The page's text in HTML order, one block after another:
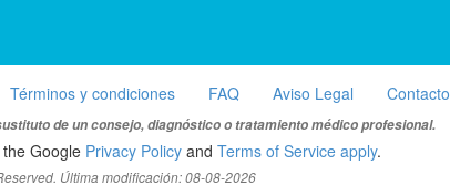
Términos y condiciones FAQ Aviso Legal Contacto
de un consejo, diagnóstico o tratamiento médico profesional.
Google Privacy Policyand Terms of Service apply.
Última modificación: 08-08-2026